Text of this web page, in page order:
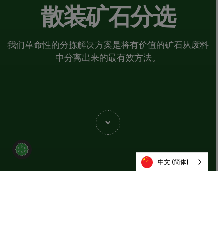
散装矿石分选
我们革命性的分拣解决方案是将有价值的矿石从废料
中分离出来的最有效方法。
中文 (简体)